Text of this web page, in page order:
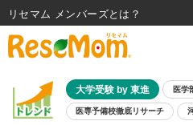
大学受験 by 東進 医学
医専予備校徹底リサーチ
リセマム メンバーズ